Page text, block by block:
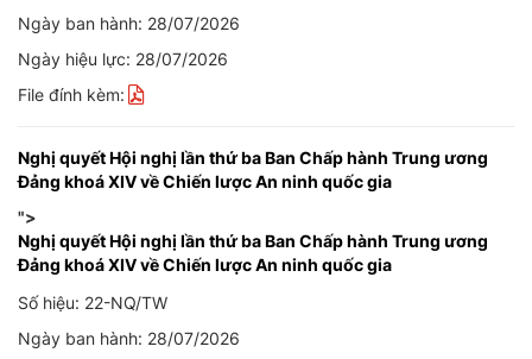
Ngày ban hành: 28/07/2026
Ngày hiệu lực: 28/07/2026
File đính kèm:
Nghị quyết Hội nghị lần thứ ba Ban Chấp hành Trung ương
Đảng khoá XIV về Chiến lược An ninh quốc gia
">
Nghị quyết Hội nghị lần thứ ba Ban Chấp hành Trung ương
Đảng khoá XIV về Chiến lược An ninh quốc gia
Số hiệu: 22-NQ/TW
Ngày ban hành: 28/07/2026